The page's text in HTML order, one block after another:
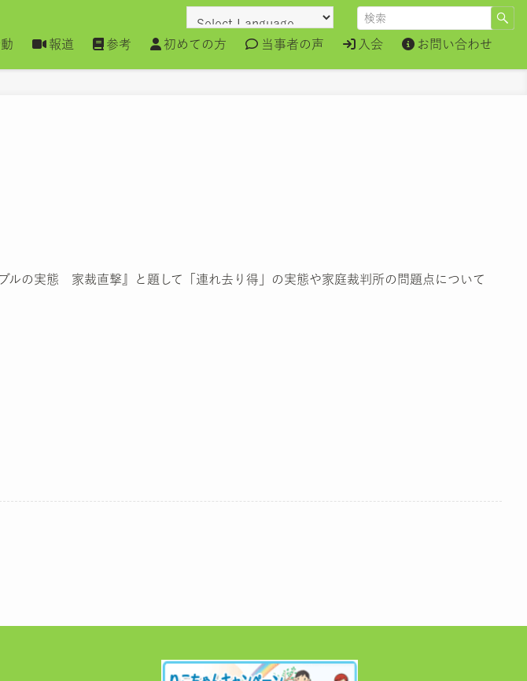
報道 参考 初めての方 当事者の声 入会 お問い合わせ
の実態 家裁直撃』と題して「連れ去り得」の実態や家庭裁判所の問題点について